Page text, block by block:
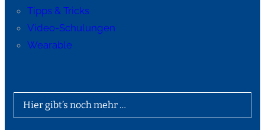
Tipps & Tricks
Video-Schulungen
Wearable
Hier gibt’s noch mehr …